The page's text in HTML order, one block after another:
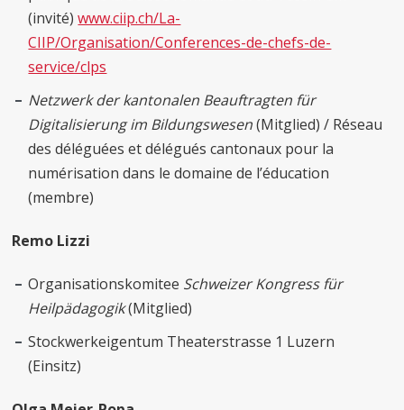
(invité)www.ciip.ch/La-
CIIP/Organisation/Conferences-de-chefs-de-
service/clps
Netzwerk der kantonalen Beauftragten für
Digitalisierung im Bildungswesen(Mitglied) / Réseau
des déléguées et délégués cantonaux pour la
numérisation dans le domaine de l’éducation
(membre)
Remo Lizzi
Organisationskomitee Schweizer Kongress für
Heilpädagogik(Mitglied)
Stockwerkeigentum Theaterstrasse 1 Luzern
(Einsitz)